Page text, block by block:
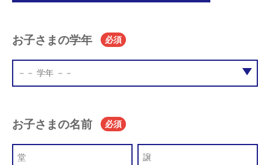
お子さまの学年 必須
お子さまの名前 必須